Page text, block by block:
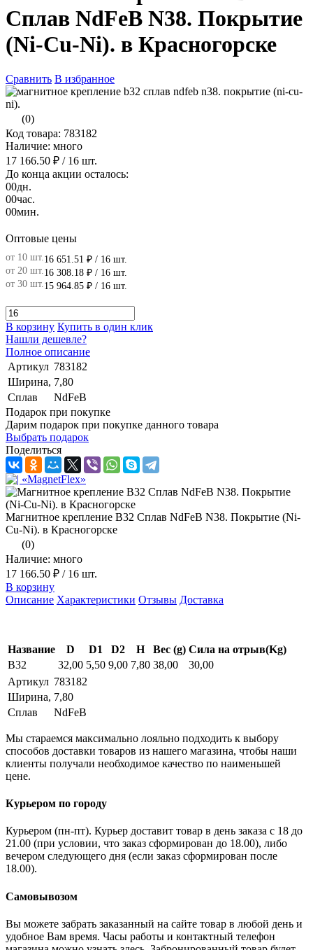
Сплав NdFeB N38. Покрытие
(Ni-Cu-Ni). в Красногорске
Сравнить В избранное
(0)
Код товара: 783182
Наличие: много
17 166.50 ₽ / 16 шт.
До конца акции осталось:
00дн.
00час.
00мин.
Оптовые цены
от 10 шт. 16 651.51 ₽ / 16 шт.
от 20 шт. 16 308.18 ₽ / 16 шт.
от 30 шт. 15 964.85 ₽ / 16 шт.
В корзину Купить в один клик
Нашли дешевле?
Полное описание
Артикул 783182
Ширина, 7,80
Сплав
NdFeB
Подарок при покупке
Дарим подарок при покупке данного товара
Выбрать подарок
Поделиться
Магнитное крепление B32 Сплав NdFeB N38. Покрытие (Ni-
Cu-Ni). в Красногорске
(0)
Наличие: много
17 166.50 ₽ / 16 шт.
В корзину
Описание Характеристики Отзывы Доставка
Название D D1 D2 H Вес (g) Сила на отрыв(Kg)
B32
32,00 5,50 9,00 7,80 38,00
30,00
Артикул 783182
Ширина, 7,80
Сплав
NdFeB
Мы стараемся максимально лояльно подходить к выбору
способов доставки товаров из нашего магазина, чтобы наши
клиенты получали необходимое качество по наименьшей
цене.
Курьером по городу
Курьером (пн-пт). Курьер доставит товар в день заказа с 18 до
21.00 (при условии, что заказ сформирован до 18.00), либо
вечером следующего дня (если заказ сформирован после
18.00).
Самовывозом
Вы можете забрать заказанный на сайте товар в любой день и
удобное Вам время. Часы работы и контактный телефон